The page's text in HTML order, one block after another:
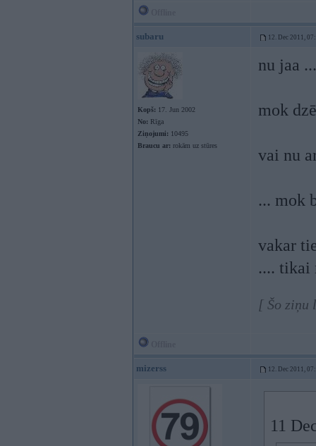
subaru 12. Dec 2011,
Kopš: 17. Jun 2002
No: Rīga
Ziņojumi: 10495
Braucu ar: rokām uz stūres
nu jaa
mok
vai nu
... mok
vakar
.... tikai
[ Šo ziņu
mizerss 12. Dec 2011,
11